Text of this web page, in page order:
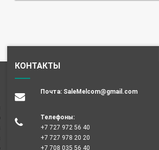
КОНТАКТЫ
Почта: SaleMelcom@gmail.com
Телефоны:
+7 727 972 56 40
+7 727 978 20 20
+7 708 035 56 40